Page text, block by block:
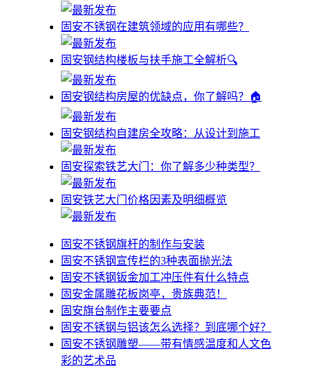
固安不锈钢在建筑领域的应用有哪些？
固安钢结构楼板与扶手施工全解析🔍
固安钢结构房屋的优缺点，你了解吗？🏠
固安钢结构自建房全攻略：从设计到施工
固安探索铁艺大门：你了解多少种类型？
固安铁艺大门价格因素及明细概览
固安不锈钢旗杆的制作与安装
固安不锈钢宣传栏的3种表面抛光法
固安不锈钢钣金加工冲压件有什么特点
固安金属雕花板岗亭，贵族典范！
固安旗台制作主要要点
固安不锈钢与铝该怎么选择？到底哪个好？
固安不锈钢雕塑——带有情感温度和人文色
彩的艺术品